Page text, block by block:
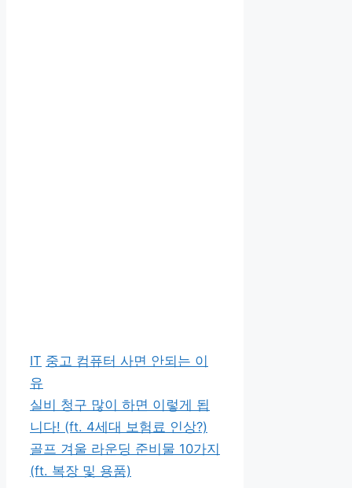
카
테
고
리
IT 태
중고 컴퓨터 사면 안되는 이
유
실비 청구 많이 하면 이렇게 됩
니다! (ft. 4세대 보험료 인상?)
골프 겨울 라운딩 준비물 10가지
(ft. 복장 및 용품)